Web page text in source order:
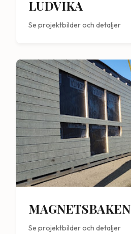
LUDVIKA
Se projektbilder och detaljer
MAGNETSBAKEN
Se projektbilder och detaljer